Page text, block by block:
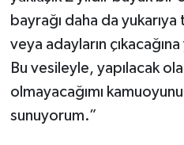
bayrağı daha da
veya adayların
Bu vesileyle, yapılacak
olmayacağımı
sunuyorum.”